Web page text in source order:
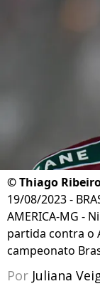
©Thiago
19/08/2023 -
AMERICA-MG -
partida contra o
campeonato
Por Juliana